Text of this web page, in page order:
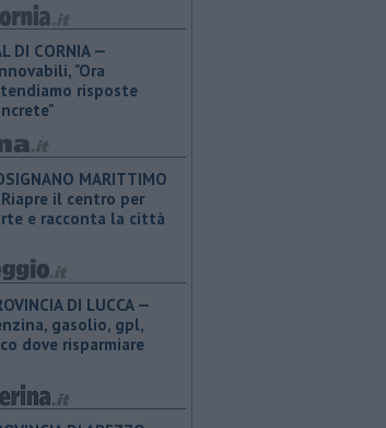
DI CORNIA —
"Ora
risposte
MARITTIMO
il centro per
e racconta la città
DI LUCCA —
gasolio, gpl,
dove risparmiare